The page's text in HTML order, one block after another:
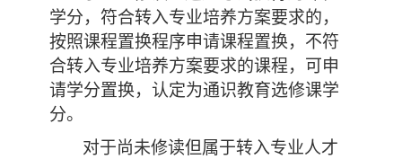
学分，符合转入专业培养方案要求的，
按照课程置换程序申请课程置换，不符
合转入专业培养方案要求的课程，可申
请学分置换，认定为通识教育选修课学
分。
对于尚未修读但属于转入专业人才